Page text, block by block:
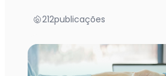
212publicações